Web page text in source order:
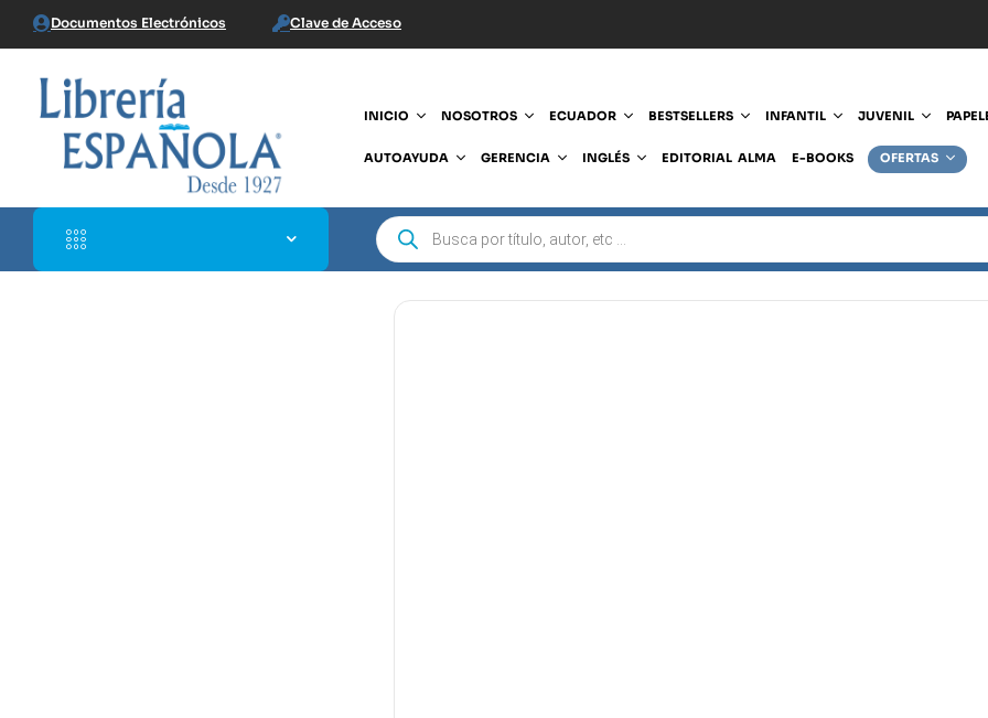
Documentos Electrónicos Clave de Acceso
INICIO NOSOTROS ECUADOR BESTSELLERS INFANTIL JUVENIL
AUTOAYUDA GERENCIA INGLÉS EDITORIAL ALMA E-BOOKS OFERTAS